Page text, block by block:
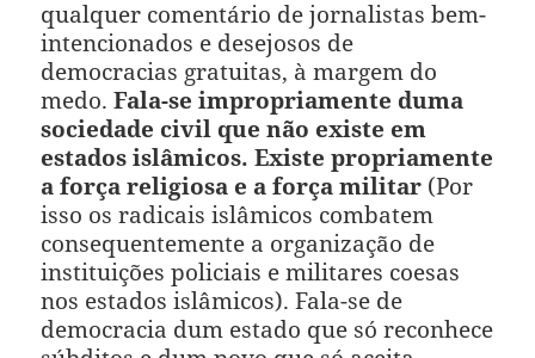
qualquer comentário de jornalistas bem-
intencionados e desejosos de
democracias gratuitas, à margem do
medo. Fala-se impropriamente duma
sociedade civil que não existe em
estados islâmicos. Existe propriamente
a força religiosa e a força militar (Por
isso os radicais islâmicos combatem
consequentemente a organização de
instituições policiais e militares coesas
nos estados islâmicos). Fala-se de
democracia dum estado que só reconhece